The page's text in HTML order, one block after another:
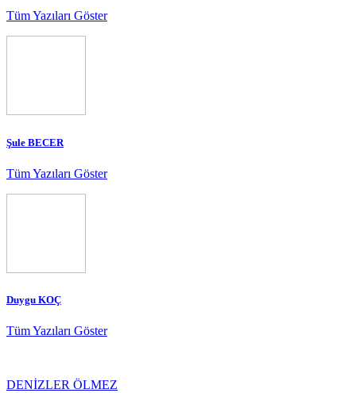
Tüm Yazıları Göster
Şule BECER
Tüm Yazıları Göster
Duygu KOÇ
Tüm Yazıları Göster
DENİZLER ÖLMEZ